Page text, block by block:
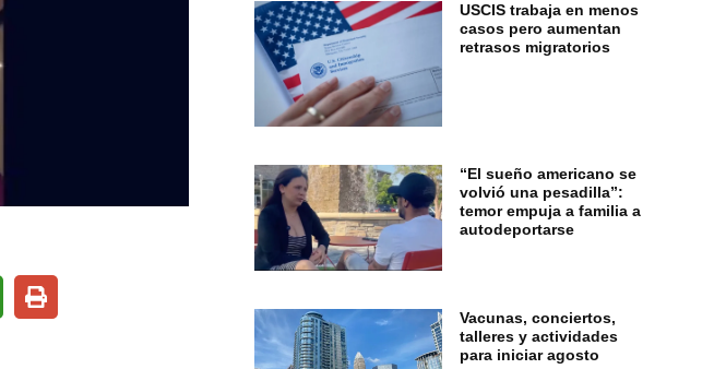
USCIS trabaja en menos
casos pero aumentan
retrasos migratorios
“El sueño americano se
volvió una pesadilla”:
temor empuja a familia a
autodeportarse
Vacunas, conciertos,
talleres y actividades
para iniciar agosto